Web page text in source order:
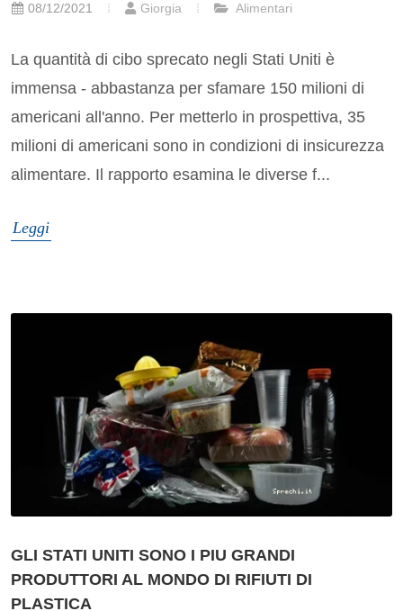
08/12/2021 Giorgia Alimentari
La quantità di cibo sprecato negli Stati Uniti è
immensa - abbastanza per sfamare 150 milioni di
americani all'anno. Per metterlo in prospettiva, 35
milioni di americani sono in condizioni di insicurezza
alimentare. Il rapporto esamina le diverse f...
Leggi
GLI STATI UNITI SONO I PIU GRANDI
PRODUTTORI AL MONDO DI RIFIUTI DI
PLASTICA